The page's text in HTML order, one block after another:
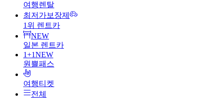
여행렌탈
최저가보장제
1위 렌트카
NEW
일본 렌트카
1+1NEW
원쁠패스
여행티켓
전체